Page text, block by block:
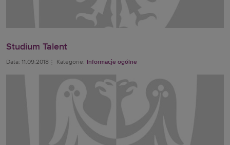
Studium Talent
Data: 11.09.2018 Kategorie: Informacje ogólne